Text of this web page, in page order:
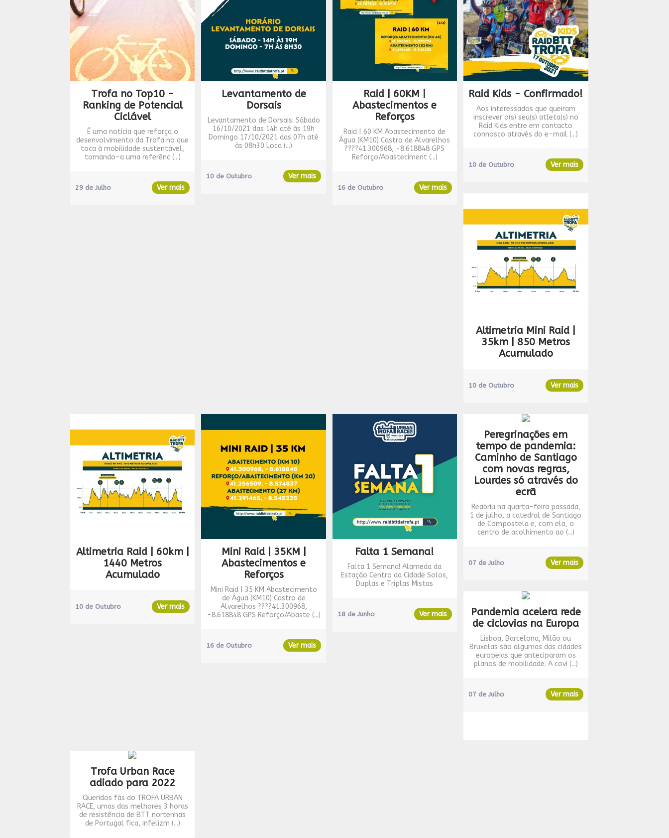
Trofa no Top10 -
Ranking de Potencial
Ciclável
É uma notícia que reforça o
desenvolvimento da Trofa no que
toca à mobilidade sustentável,
tornando-a uma referênc (...)
29 de Julho Ver mais
Levantamento de
Dorsais
Levantamento de Dorsais: Sábado
16/10/2021 das 14h até às 19h
Domingo 17/10/2021 das 07h até
às 08h30 Loca (...)
10 de Outubro Ver mais
Raid | 60KM |
Abastecimentos e
Reforços
Raid | 60 KM Abastecimento de
Água (KM10) Castro de Alvarelhos
????41.300968, -8.618848 GPS
Reforço/Abasteciment (...)
16 de Outubro Ver mais
Raid Kids - Confirmado!
Aos interessados que queiram
inscrever o(s) seu(s) atleta(s) no
Raid Kids entre em contacto
connosco através do e-mail (...)
10 de Outubro Ver mais
Altimetria Mini Raid |
35km | 850 Metros
Acumulado
10 de Outubro Ver mais
Altimetria Raid | 60km |
1440 Metros
Acumulado
10 de Outubro Ver mais
Mini Raid | 35KM |
Abastecimentos e
Reforços
Mini Raid | 35 KM Abastecimento
de Água (KM10) Castro de
Alvarelhos ????41.300968,
-8.618848 GPS Reforço/Abaste (...)
16 de Outubro Ver mais
Falta 1 Semana!
Falta 1 Semana! Alameda da
Estação Centro da Cidade Solos,
Duplas e Triplas Mistas
18 de Junho Ver mais
Peregrinações em
tempo de pandemia:
Caminho de Santiago
com novas regras,
Lourdes só através do
ecrã
Reabriu na quarta-feira passada,
1 de julho, a catedral de Santiago
de Compostela e, com ela, o
centro de acolhimento ao (...)
07 de Julho Ver mais
Pandemia acelera rede
de ciclovias na Europa
Lisboa, Barcelona, Milão ou
Bruxelas são algumas das cidades
europeias que anteciparam os
planos de mobilidade. A covi (...)
07 de Julho Ver mais
Trofa Urban Race
adiado para 2022
Queridos fãs do TROFA URBAN
RACE, umas das melhores 3 horas
de resistência de BTT nortenhas
de Portugal fica, infelizm (...)